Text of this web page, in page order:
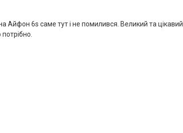
Айфон 6s саме тут і не помилився. Великий та цікавий